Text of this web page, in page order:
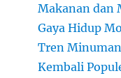
Makanan dan
Gaya Hidup
Tren
Kembali